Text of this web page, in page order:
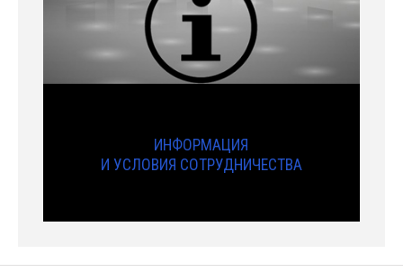
ИНФОРМАЦИЯ
И УСЛОВИЯ СОТРУДНИЧЕСТВА